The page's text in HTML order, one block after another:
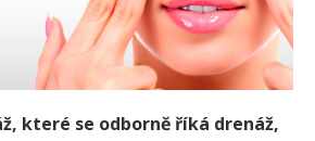
které se odborně říká drenáž,